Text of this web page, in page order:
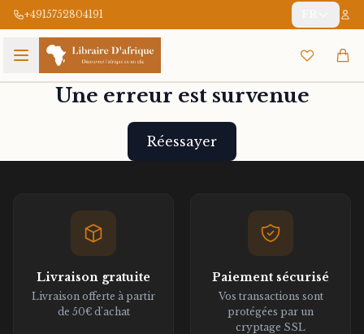
+4915752804191
Une erreur est survenue
Réessayer
Livraison gratuite
Livraison offerte à partir
de 50€ d'achat
Paiement sécurisé
Vos transactions sont
protégées par un
cryptage SSL